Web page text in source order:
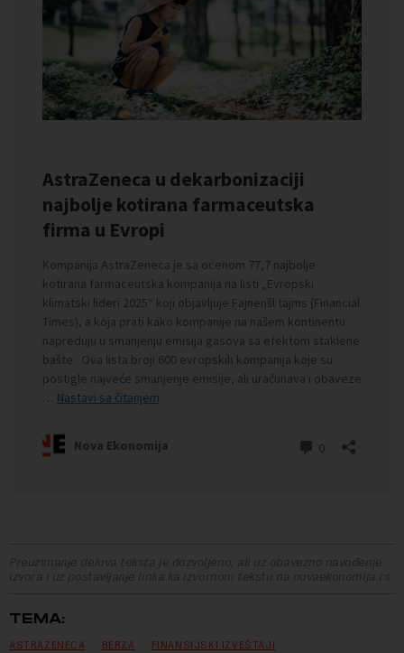
Preuzimanje delova teksta je dozvoljeno, ali uz obavezno navođenje
izvora i uz postavljanje linka ka izvornom tekstu na novaekonomija.rs
TEMA:
ASTRAZENECA BERZA FINANSIJSKI IZVEŠTAJI